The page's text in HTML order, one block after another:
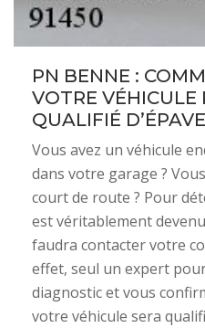
PN BENNE :
VOTRE VÉHICULE
QUALIFIÉ
Vous avez un véhicule
dans votre garage ?
court de route ? Pour
est véritablement
faudra contacter votre
effet, seul un expert
diagnostic et vous
votre véhicule sera